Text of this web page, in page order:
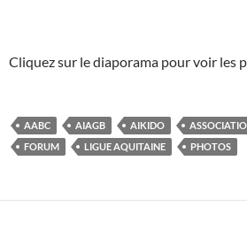
Cliquez sur le diaporama pour voir les
AABC AIAGB AIKIDO
FORUM
LIGUE AQUITAINE PHOTOS